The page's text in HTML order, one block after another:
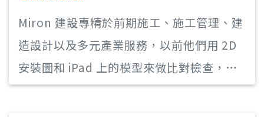
Miron 建設專精於前期施工、施工管理、建
造設計以及多元產業服務，以前他們用 2D
安裝圖和 iPad 上的模型來做比對檢查，但
這是非常耗時且困難的，且沒辦法檢查到所